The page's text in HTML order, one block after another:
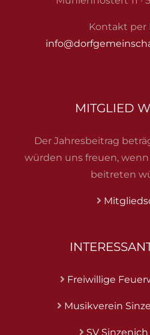
Kontakt per
MITGLIED
Der Jahresbeitrag
würden uns freuen,
beitreten
Freiwillige
Musikverein
SV Sinzenich